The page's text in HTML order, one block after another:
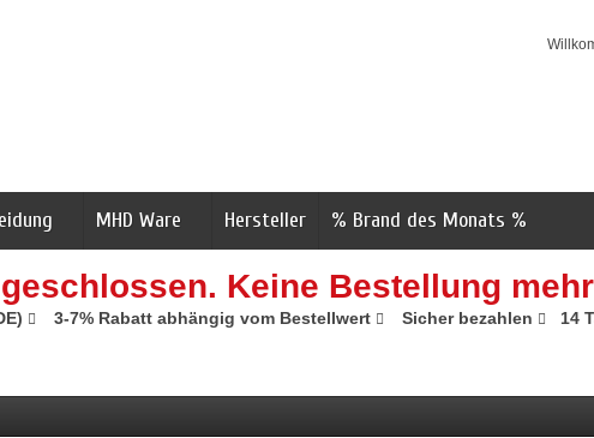
MHD Ware Hersteller % Brand des Monats %
Keine Bestellung
3-7% Rabatt abhängig vom Bestellwert Sicher bezahlen 14